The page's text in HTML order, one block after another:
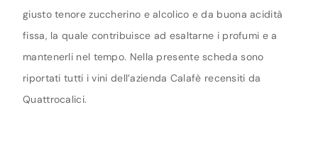
giusto tenore zuccherino e alcolico e da buona acidità
fissa, la quale contribuisce ad esaltarne i profumi e a
mantenerli nel tempo. Nella presente scheda sono
riportati tutti i vini dell’azienda Calafè recensiti da
Quattrocalici.